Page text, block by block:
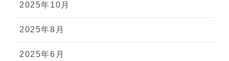
2025年10月
2025年8月
2025年6月